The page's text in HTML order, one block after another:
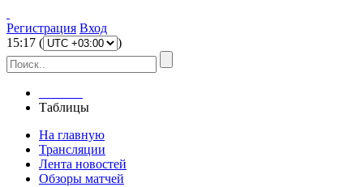
Регистрация Вход
15:17 ( )
Таблицы
На главную
Трансляции
Лента новостей
Обзоры матчей